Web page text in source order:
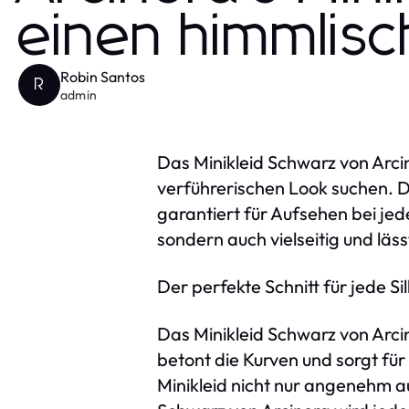
einen
R Robin Santos
admin
Das Minikleid Schwarz von
verführerischen Look suchen.
garantiert für Aufsehen bei
sondern auch vielseitig und
Der perfekte Schnitt für jede
Das Minikleid Schwarz von
betont die Kurven und sorgt
Minikleid nicht nur angenehm